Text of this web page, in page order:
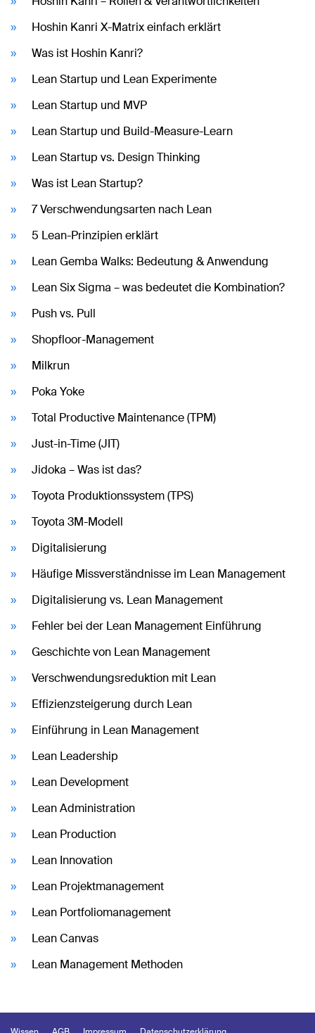
Hoshin Kanri X-Matrix einfach erklärt
Was ist Hoshin Kanri?
Lean Startup und Lean Experimente
Lean Startup und MVP
Lean Startup und Build-Measure-Learn
Lean Startup vs. Design Thinking
Was ist Lean Startup?
7 Verschwendungsarten nach Lean
5 Lean-Prinzipien erklärt
Lean Gemba Walks: Bedeutung & Anwendung
Lean Six Sigma – was bedeutet die Kombination?
Push vs. Pull
Shopfloor-Management
Milkrun
Poka Yoke
Total Productive Maintenance (TPM)
Just-in-Time (JIT)
Jidoka – Was ist das?
Toyota Produktionssystem (TPS)
Toyota 3M-Modell
Digitalisierung
Häufige Missverständnisse im Lean Management
Digitalisierung vs. Lean Management
Fehler bei der Lean Management Einführung
Geschichte von Lean Management
Verschwendungsreduktion mit Lean
Effizienzsteigerung durch Lean
Einführung in Lean Management
Lean Leadership
Lean Development
Lean Administration
Lean Production
Lean Innovation
Lean Projektmanagement
Lean Portfoliomanagement
Lean Canvas
Lean Management Methoden